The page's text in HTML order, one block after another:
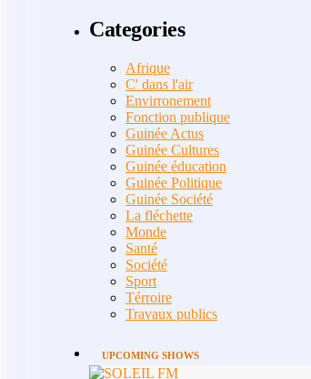
Categories
Afrique
C' dans l'air
Envirronement
Fonction publique
Guinée Actus
Guinée Cultures
Guinée éducation
Guinée Politique
Guinée Société
La fléchette
Monde
Santé
Société
Sport
Térroire
Travaux publics
UPCOMING SHOWS